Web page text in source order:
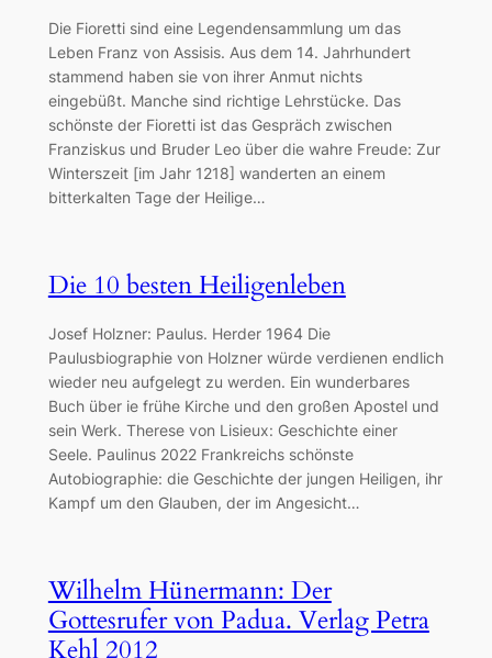
Die Fioretti sind eine Legendensammlung um das
Leben Franz von Assisis. Aus dem 14. Jahrhundert
stammend haben sie von ihrer Anmut nichts
eingebüßt. Manche sind richtige Lehrstücke. Das
schönste der Fioretti ist das Gespräch zwischen
Franziskus und Bruder Leo über die wahre Freude: Zur
Winterszeit [im Jahr 1218] wanderten an einem
bitterkalten Tage der Heilige…
Die 10 besten Heiligenleben
Josef Holzner: Paulus. Herder 1964 Die
Paulusbiographie von Holzner würde verdienen endlich
wieder neu aufgelegt zu werden. Ein wunderbares
Buch über ie frühe Kirche und den großen Apostel und
sein Werk. Therese von Lisieux: Geschichte einer
Seele. Paulinus 2022 Frankreichs schönste
Autobiographie: die Geschichte der jungen Heiligen, ihr
Kampf um den Glauben, der im Angesicht…
Wilhelm Hünermann: Der
Gottesrufer von Padua. Verlag Petra
Kehl 2012